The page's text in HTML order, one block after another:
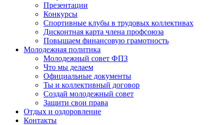
Презентации
Конкурсы
Спортивные клубы в трудовых коллективах
Дисконтная карта члена профсоюза
Повышаем финансовую грамотность
Молодежная политика
Молодежный совет ФПЗ
Что мы делаем
Официальные документы
Ты и коллективный договор
Создай молодежный совет
Защити свои права
Отдых и оздоровление
Контакты